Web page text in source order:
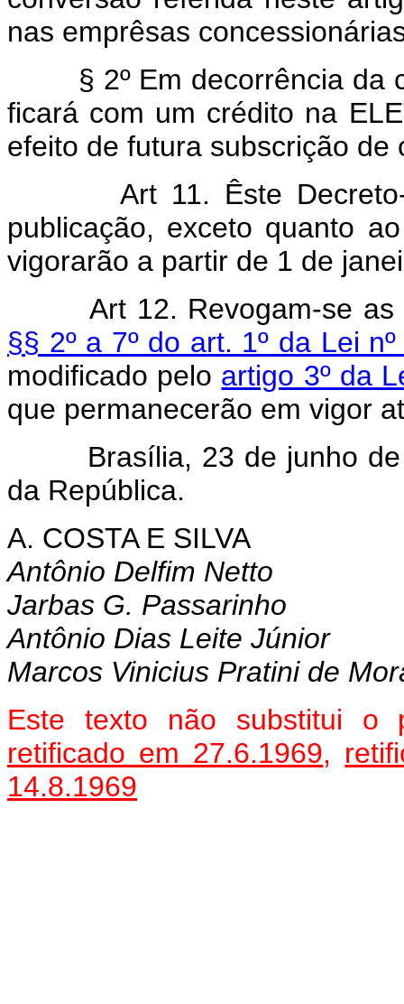
nas emprêsas
§ 2º Em decorrência da
ficará com um crédito na
efeito de futura subscrição de
Art 11. Êste
publicação, exceto quanto
vigorarão a partir de 1 de
Art 12. Revogam-se
§§ 2º a 7º do art. 1º da Lei
modificado pelo artigo 3º da
que permanecerão em vigor
Brasília, 23 de junho de
da República.
A. COSTA E SILVA
Antônio Delfim Netto
Jarbas G. Passarinho
Antônio Dias Leite Júnior
Marcos Vinicius Pratini de
Este texto não substitui o
retificado em 27.6.1969,
14.8.1969